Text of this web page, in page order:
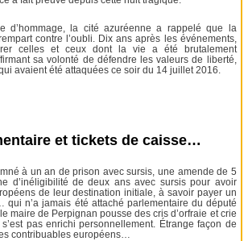
d’hommage, la cité azuréenne a rappelé que la
contre l’oubli. Dix ans après les événements,
celles et ceux dont la vie a été brutalement
sa volonté de défendre les valeurs de liberté,
avaient été attaquées ce soir du 14 juillet 2016.
et tickets de caisse…
à un an de prison avec sursis, une amende de 5
d’inéligibilité de deux ans avec sursis pour avoir
de leur destination initiale, à savoir payer un
qui n’a jamais été attaché parlementaire du député
maire de Perpignan pousse des cris d’orfraie et crie
pas enrichi personnellement. Étrange façon de
contribuables européens…